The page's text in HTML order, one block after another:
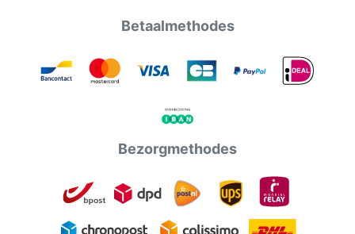
Betaalmethodes
Bezorgmethodes